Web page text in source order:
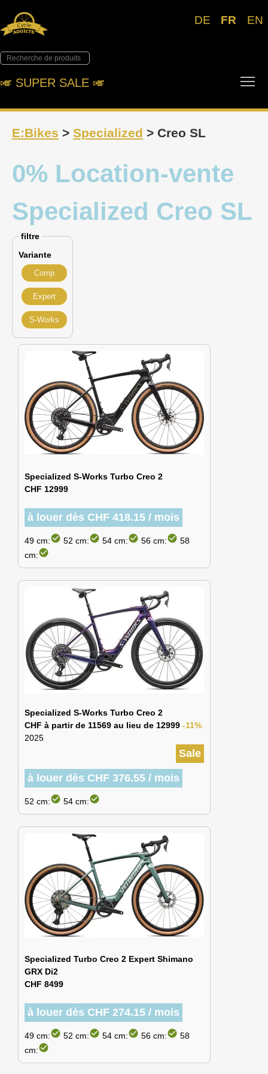
DE FR EN
🎺︎ SUPER SALE 🎺︎
E:Bikes > Specialized > Creo SL
0% Location-vente
Specialized Creo SL
filtre
Variante
Comp
Expert
S-Works
Specialized S-Works Turbo Creo 2
CHF 12999
à louer dès CHF 418.15 / mois
49 cm:check_circle 52 cm:check_circle 54 cm:check_circle 56 cm:check_circle 58
cm:check_circle
Specialized S-Works Turbo Creo 2
CHF à partir de 11569 au lieu de 12999 -11%
2025
Sale
à louer dès CHF 376.55 / mois
52 cm:check_circle 54 cm:check_circle
Specialized Turbo Creo 2 Expert Shimano
GRX Di2
CHF 8499
à louer dès CHF 274.15 / mois
49 cm:check_circle 52 cm:check_circle 54 cm:check_circle 56 cm:check_circle 58
cm:check_circle